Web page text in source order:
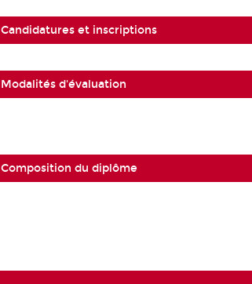
Candidatures et inscriptions
Modalités d'évaluation
Composition du diplôme